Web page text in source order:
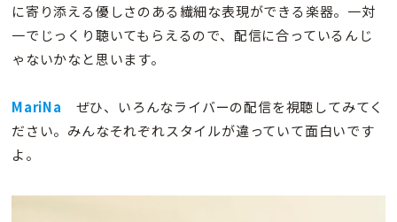
に寄り添える優しさのある繊細な表現ができる楽器。一対
一でじっくり聴いてもらえるので、配信に合っているんじ
ゃないかなと思います。
MariNa ぜひ、いろんなライバーの配信を視聴してみてく
ださい。みんなそれぞれスタイルが違っていて面白いです
よ。